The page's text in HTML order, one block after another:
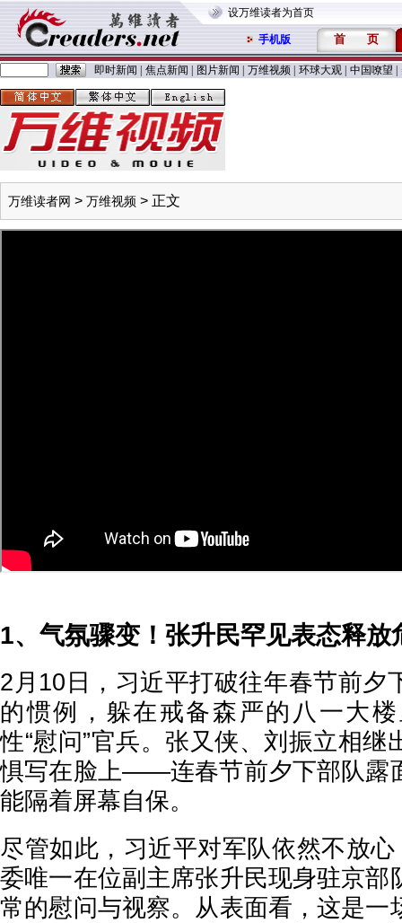
设万维读者为首页
手机版 首 页
即时新闻 焦点新闻 图片新闻 万维视频 环球大观 中国嘹望
万维读者网 > 万维视频 > 正文
1、气氛骤变！张升民罕见表态释放
2月10日，习近平打破往年春节前夕
的惯例，躲在戒备森严的八一大
性“慰问”官兵。张又侠、刘振立相继
惧写在脸上——连春节前夕下部队露
能隔着屏幕自保。
尽管如此，习近平对军队依然不放
委唯一在位副主席张升民现身驻京部
常的慰问与视察。从表面看，这是一